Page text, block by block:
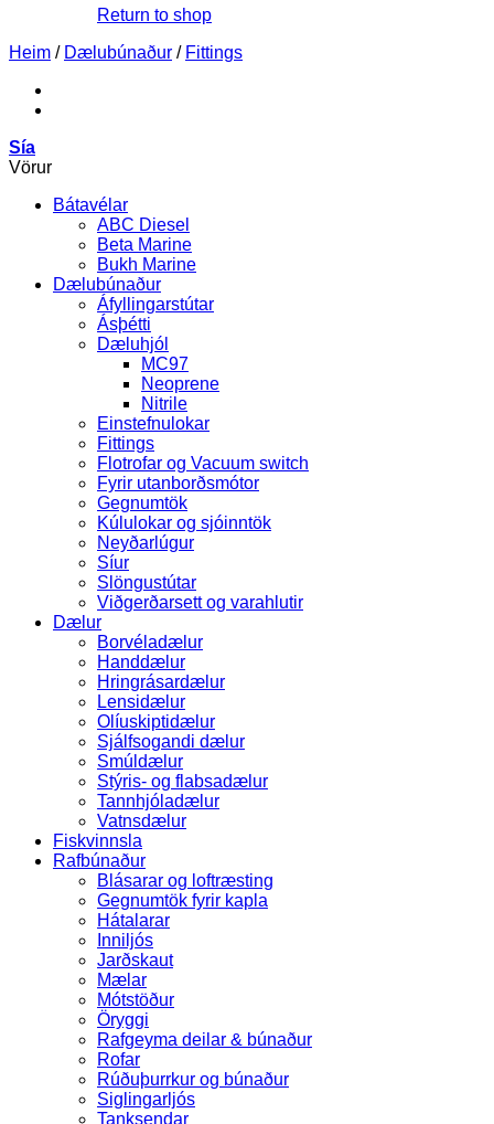
Return to shop
Heim / Dælubúnaður / Fittings
Sía
Vörur
Bátavélar
ABC Diesel
Beta Marine
Bukh Marine
Dælubúnaður
Áfyllingarstútar
Ásþétti
Dæluhjól
MC97
Neoprene
Nitrile
Einstefnulokar
Fittings
Flotrofar og Vacuum switch
Fyrir utanborðsmótor
Gegnumtök
Kúlulokar og sjóinntök
Neyðarlúgur
Síur
Slöngustútar
Viðgerðarsett og varahlutir
Dælur
Borvéladælur
Handdælur
Hringrásardælur
Lensidælur
Olíuskiptidælur
Sjálfsogandi dælur
Smúldælur
Stýris- og flabsadælur
Tannhjóladælur
Vatnsdælur
Fiskvinnsla
Rafbúnaður
Blásarar og loftræsting
Gegnumtök fyrir kapla
Hátalarar
Inniljós
Jarðskaut
Mælar
Mótstöður
Öryggi
Rafgeyma deilar & búnaður
Rofar
Rúðuþurrkur og búnaður
Siglingarljós
Tanksendar